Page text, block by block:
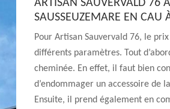
ARTISAN SAUVERVALD 76
SAUSSEUZEMARE EN CAU
Pour Artisan Sauvervald 76, le
différents paramètres. Tout
cheminée. En effet, il faut bien
d’endommager un accessoire de
Ensuite, il prend également en